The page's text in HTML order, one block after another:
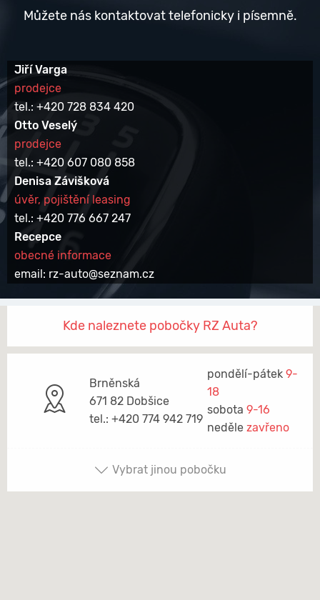
Můžete nás kontaktovat telefonicky i písemně.
Jiří Varga
prodejce
tel.: +420 728 834 420
Otto Veselý
prodejce
tel.: +420 607 080 858
Denisa Závišková
úvěr, pojištění leasing
tel.: +420 776 667 247
Recepce
obecné informace
email: rz-auto@seznam.cz
Kde naleznete pobočky RZ Auta?
Brněnská
671 82 Dobšice
tel.: +420 774 942 719
pondělí-pátek 9-
18
sobota 9-16
neděle zavřeno
Vybrat jinou pobočku